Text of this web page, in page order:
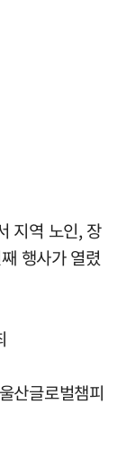
지역 노인, 장
행사가 열렸
산글로벌챔피